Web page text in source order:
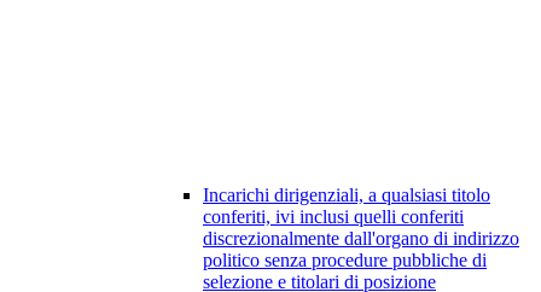
Incarichi dirigenziali, a qualsiasi titolo
conferiti, ivi inclusi quelli conferiti
discrezionalmente dall'organo di indirizzo
politico senza procedure pubbliche di
selezione e titolari di posizione